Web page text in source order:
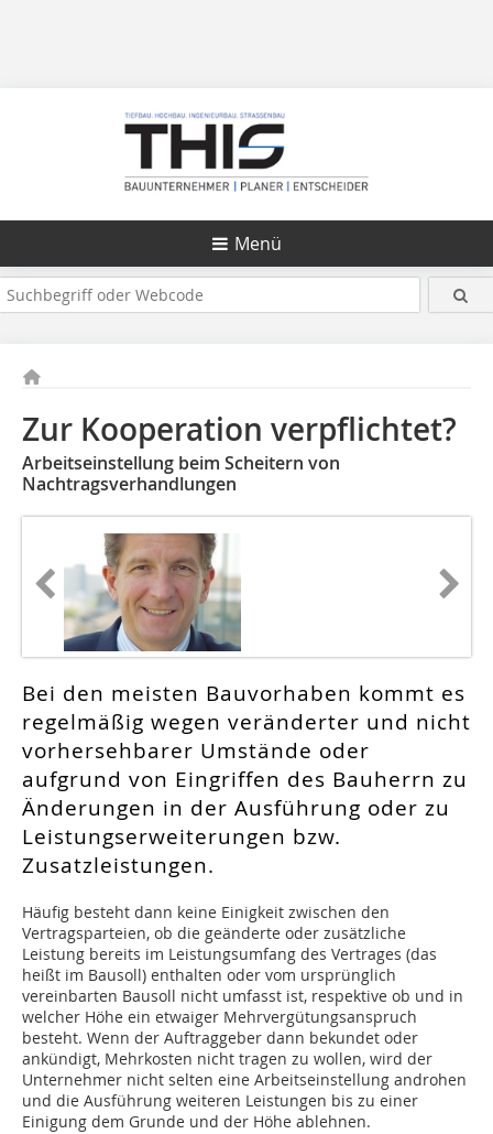
Menü
Zur Kooperation verpflichtet?
Arbeitseinstellung beim Scheitern von
Nachtragsverhandlungen
Bei den meisten Bauvorhaben kommt es
regelmäßig wegen veränderter und nicht
vorhersehbarer Umstände oder
aufgrund von Eingriffen des Bauherrn zu
Änderungen in der Ausführung oder zu
Leistungserweiterungen bzw.
Zusatzleistungen.
Häufig besteht dann keine Einigkeit zwischen den
Vertragsparteien, ob die geänderte oder zusätzliche
Leistung bereits im Leistungsumfang des Vertrages (das
heißt im Bausoll) enthalten oder vom ursprünglich
vereinbarten Bausoll nicht umfasst ist, respektive ob und in
welcher Höhe ein etwaiger Mehrvergütungsanspruch
besteht. Wenn der Auftraggeber dann bekundet oder
ankündigt, Mehrkosten nicht tragen zu wollen, wird der
Unternehmer nicht selten eine Arbeitseinstellung androhen
und die Ausführung weiteren Leistungen bis zu einer
Einigung dem Grunde und der Höhe ablehnen.